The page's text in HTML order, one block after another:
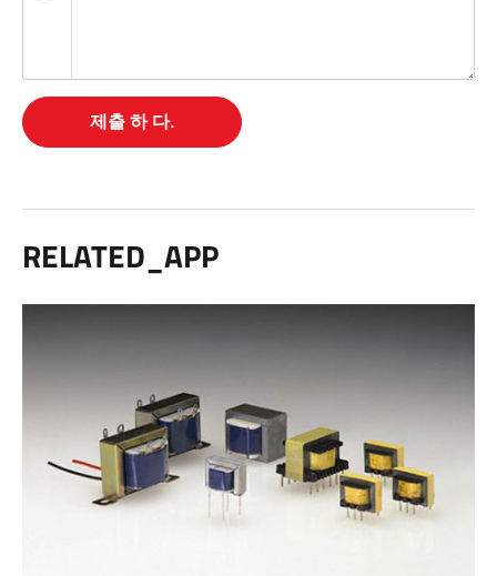
제출 하 다.
RELATED_APP